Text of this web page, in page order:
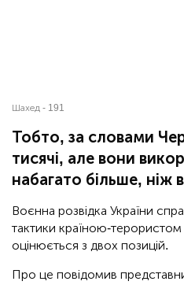
Шахед - 191
Тобто, за словами
тисячі, але вони
набагато більше, ніж
Воєнна розвідка України
тактики країною-терористом
оцінюється з двох позицій.
Про це повідомив